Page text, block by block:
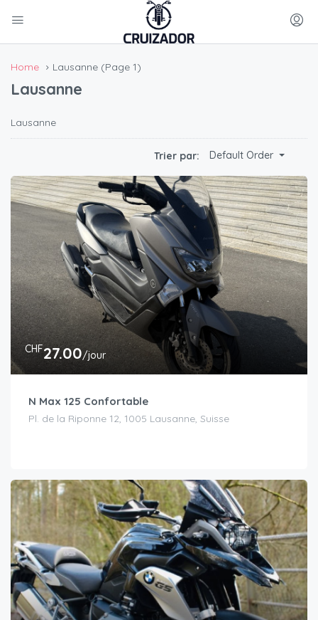
Home Lausanne (Page 1)
Lausanne
Lausanne
Trier par: Default Order
CHF27.00/jour
N Max 125 Confortable
Pl. de la Riponne 12, 1005 Lausanne, Suisse